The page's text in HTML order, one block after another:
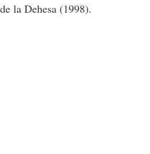
la Dehesa (1998).